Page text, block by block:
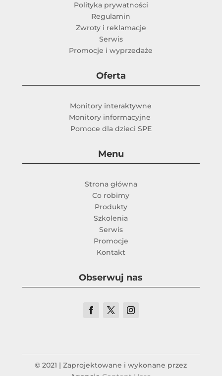
Polityka prywatności
Regulamin
Zwroty i reklamacje
Serwis
Promocje i wyprzedaże
Oferta
Monitory interaktywne
Monitory informacyjne
Pomoce dla dzieci SPE
Menu
Strona główna
Co robimy
Produkty
Szkolenia
Serwis
Promocje
Kontakt
Obserwuj nas
© 2021 | Zaprojektowane i wykonane przez